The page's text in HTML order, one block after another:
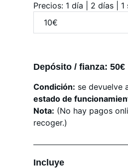
Precios: 1 día | 2 días | 1
Depósito / fianza: 50€
Condición: se devuelve
estado de
Nota: (No hay pagos
recoger.)
Incluye